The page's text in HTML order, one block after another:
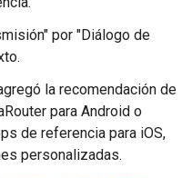
por "Diálogo de
la recomendación de
para Android o
de referencia para iOS,
personalizadas.